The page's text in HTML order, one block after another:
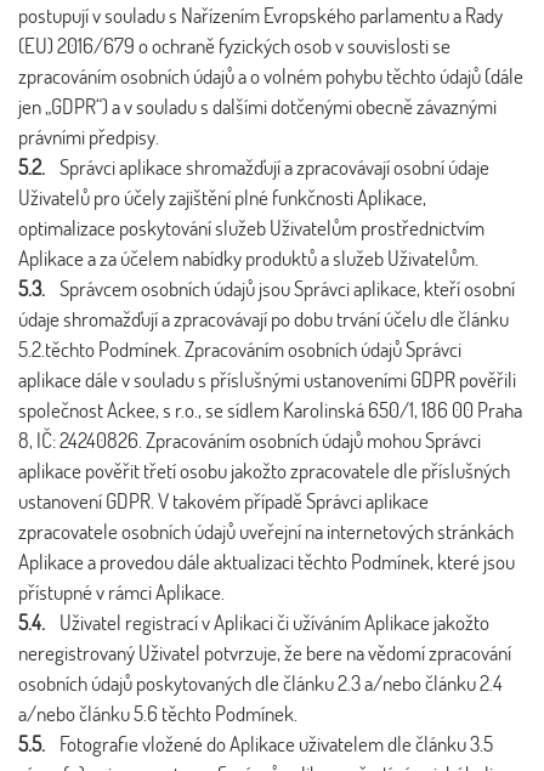
postupují v souladu s Nařízením Evropského parlamentu a Rady
(EU) 2016/679 o ochraně fyzických osob v souvislosti se
zpracováním osobních údajů a o volném pohybu těchto údajů (dále
jen „GDPR“) a v souladu s dalšími dotčenými obecně závaznými
právními předpisy.
5.2. Správci aplikace shromažďují a zpracovávají osobní údaje
Uživatelů pro účely zajištění plné funkčnosti Aplikace,
optimalizace poskytování služeb Uživatelům prostřednictvím
Aplikace a za účelem nabídky produktů a služeb Uživatelům.
5.3. Správcem osobních údajů jsou Správci aplikace, kteří osobní
údaje shromažďují a zpracovávají po dobu trvání účelu dle článku
5.2.těchto Podmínek. Zpracováním osobních údajů Správci
aplikace dále v souladu s příslušnými ustanoveními GDPR pověřili
společnost Ackee, s r.o., se sídlem Karolinská 650/1, 186 00 Praha
8, IČ: 24240826. Zpracováním osobních údajů mohou Správci
aplikace pověřit třetí osobu jakožto zpracovatele dle příslušných
ustanovení GDPR. V takovém případě Správci aplikace
zpracovatele osobních údajů uveřejní na internetových stránkách
Aplikace a provedou dále aktualizaci těchto Podmínek, které jsou
přístupné v rámci Aplikace.
5.4. Uživatel registrací v Aplikaci či užíváním Aplikace jakožto
neregistrovaný Uživatel potvrzuje, že bere na vědomí zpracování
osobních údajů poskytovaných dle článku 2.3 a/nebo článku 2.4
a/nebo článku 5.6 těchto Podmínek.
5.5. Fotografie vložené do Aplikace uživatelem dle článku 3.5